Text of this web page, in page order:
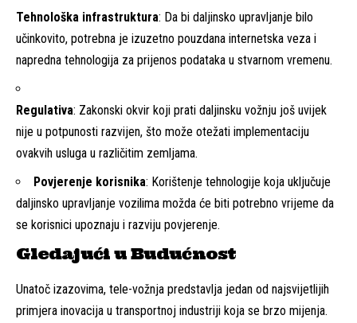
Tehnološka infrastruktura: Da bi daljinsko upravljanje bilo
učinkovito, potrebna je izuzetno pouzdana internetska veza i
napredna tehnologija za prijenos podataka u stvarnom vremenu.
Regulativa: Zakonski okvir koji prati daljinsku vožnju još uvijek
nije u potpunosti razvijen, što može otežati implementaciju
ovakvih usluga u različitim zemljama.
Povjerenje korisnika: Korištenje tehnologije koja uključuje
daljinsko upravljanje vozilima možda će biti potrebno vrijeme da
se korisnici upoznaju i razviju povjerenje.
Gledajući u Budućnost
Unatoč izazovima, tele-vožnja predstavlja jedan od najsvijetlijih
primjera inovacija u transportnoj industriji koja se brzo mijenja.